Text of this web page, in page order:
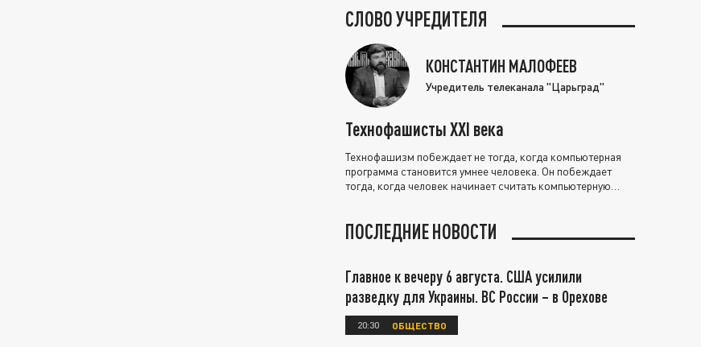
СЛОВО УЧРЕДИТЕЛЯ
КОНСТАНТИН МАЛОФЕЕВ
Учредитель телеканала "Царьград"
Технофашисты XXI века
Технофашизм побеждает не тогда, когда компьютерная
программа становится умнее человека. Он побеждает
тогда, когда человек начинает считать компьютерную
ПОСЛЕДНИЕ НОВОСТИ
Главное к вечеру 6 августа. США усилили
разведку для Украины. ВС России – в Орехове
20:30 ОБЩЕСТВО